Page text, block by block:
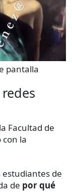
pantalla
Facultad de
con la
de
de por qué